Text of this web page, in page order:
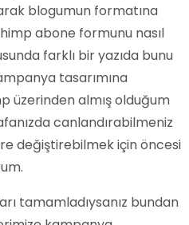
blogumun formatına
abone formunu nasıl
farklı bir yazıda bunu
tasarımına
üzerinden almış olduğum
canlandırabilmeniz
değiştirebilmek için öncesi
tamamladıysanız bundan